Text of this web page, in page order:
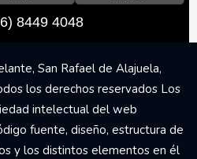
8449 4048
San Rafael de Alajuela,
los derechos reservados Los
intelectual del web
fuente, diseño, estructura de
y los distintos elementos en él